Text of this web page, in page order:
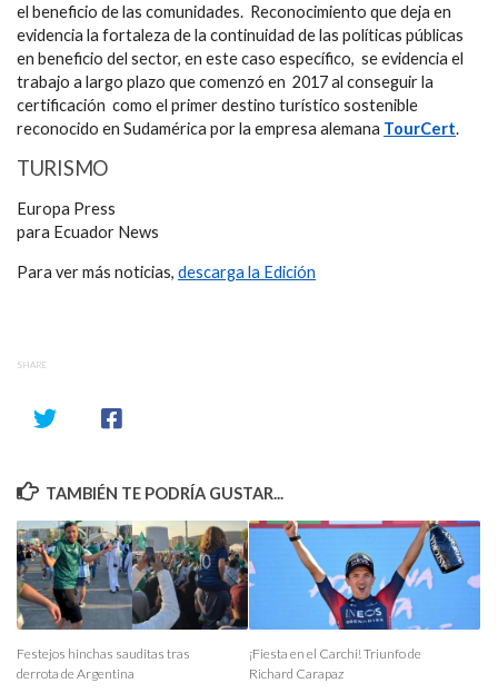
el beneficio de las comunidades. Reconocimiento que deja en
evidencia la fortaleza de la continuidad de las políticas públicas
en beneficio del sector, en este caso específico, se evidencia el
trabajo a largo plazo que comenzó en 2017 al conseguir la
certificación como el primer destino turístico sostenible
reconocido en Sudamérica por la empresa alemana TourCert.
TURISMO
Europa Press
para Ecuador News
Para ver más noticias, descarga la Edición
SHARE
TAMBIÉN TE PODRÍA GUSTAR...
Festejos hinchas sauditas tras
derrota de Argentina
¡Fiesta en el Carchi! Triunfo de
Richard Carapaz